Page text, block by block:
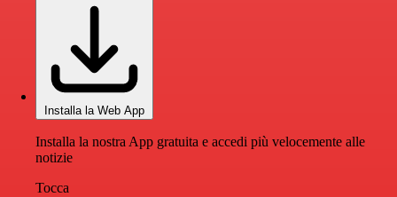
Installa la Web App
Installa la nostra App gratuita e accedi più velocemente alle
notizie
Tocca